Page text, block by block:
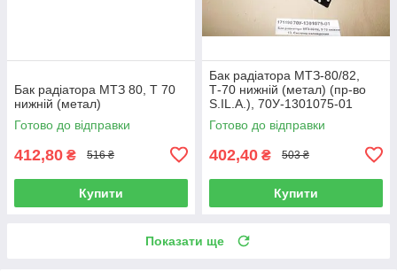
Бак радіатора МТЗ 80, Т 70
нижній (метал)
Готово до відправки
412,80 ₴ 516 ₴
Купити
Бак радіатора МТЗ-80/82,
Т-70 нижній (метал) (пр-во
S.IL.A.), 70У-1301075-01
Готово до відправки
402,40 ₴ 503 ₴
Купити
Показати ще